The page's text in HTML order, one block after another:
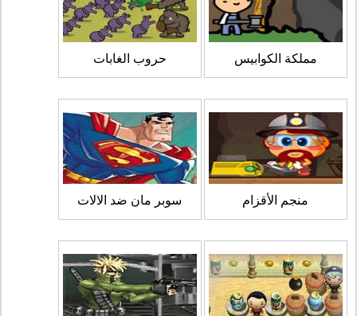
مملكة الكوابيس حروب الغابات
منجم الأقزام سوبر مان ضد الالات